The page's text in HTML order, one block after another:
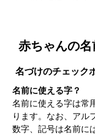
赤ちゃんの
名づけのチェック
名前に使える字？
名前に使える字は常
ります。なお、アル
数字、記号は名前に